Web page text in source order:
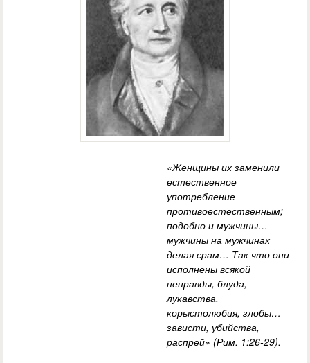
«Женщины их заменили
естественное
употребление
противоестественным;
подобно и мужчины…
мужчины на мужчинах
делая срам… Так что они
исполнены всякой
неправды, блуда,
лукавства,
корыстолюбия, злобы…
зависти, убийства,
распрей» (Рим. 1:26-29).